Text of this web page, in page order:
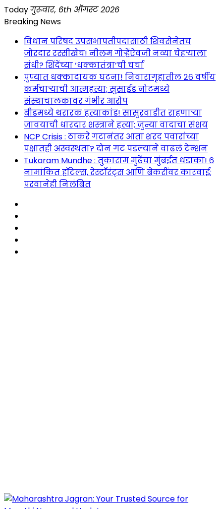
Skip
to
Todayगुरूवार, 6th ऑगस्ट 2026
Breaking News
विधान परिषद उपसभापतीपदासाठी शिवसेनेतच
जोरदार रस्सीखेच! नीलम गोऱ्हेंऐवजी नव्या चेहऱ्याला
संधी? शिंदेंच्या ‘धक्कातंत्रा’ची चर्चा
पुण्यात धक्कादायक घटना! निवारागृहातील २६ वर्षीय
कर्मचाऱ्याची आत्महत्या; सुसाईड नोटमध्ये
संस्थाचालकावर गंभीर आरोप
बीडमध्ये थरारक हत्याकांड! सासुरवाडीत राहणाऱ्या
जावयाची धारदार शस्त्राने हत्या; जुन्या वादाचा संशय
NCP Crisis : ठाकरे गटानंतर आता शरद पवारांच्या
पक्षातही अस्वस्थता? दोन गट पडल्याने वाढलं टेन्शन
Tukaram Mundhe : तुकाराम मुंढेंचा मुंबईत धडाका! ६
नामांकित हॉटेल्स, रेस्टॉरंट्स आणि बेकरींवर कारवाई;
परवानेही निलंबित